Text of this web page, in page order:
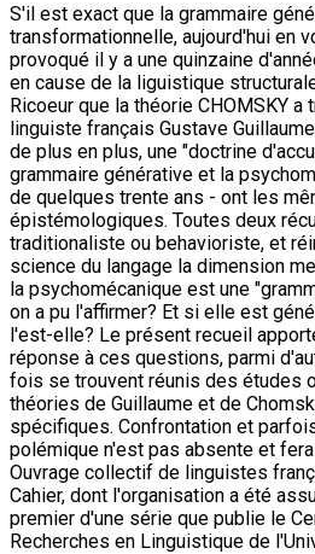
S'il est exact que la grammaire
transformationnelle, aujourd'hui en
provoqué il y a une quinzaine
en cause de la liguistique
Ricoeur que la théorie CHOMSKY a
linguiste français Gustave
de plus en plus, une "doctrine
grammaire générative et la
de quelques trente ans - ont les
épistémologiques. Toutes deux
traditionaliste ou behavioriste, et
science du langage la dimension
la psychomécanique est une
on a pu l'affirmer? Et si elle est
l'est-elle? Le présent recueil
réponse à ces questions, parmi
fois se trouvent réunis des études
théories de Guillaume et de
spécifiques. Confrontation et
polémique n'est pas absente et
Ouvrage collectif de linguistes
Cahier, dont l'organisation a été
premier d'une série que publie le
Recherches en Linguistique de